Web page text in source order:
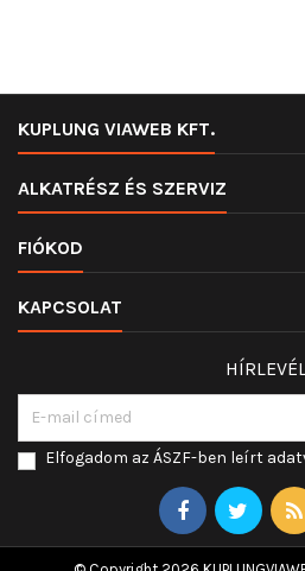
KUPLUNG VIAWEB KFT.
ALKATRÉSZ ÉS SZERVIZ
FIÓKOD
KAPCSOLAT
Elfogadom az ÁSZF-ben leírt